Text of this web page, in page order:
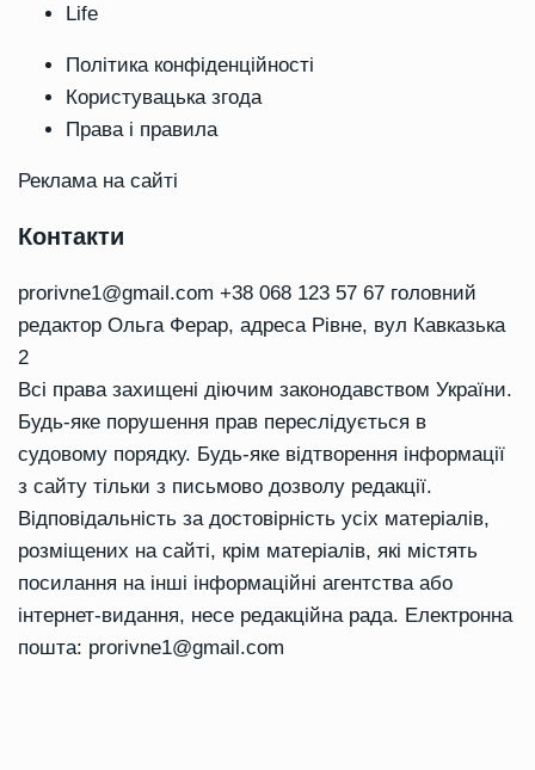
Life
Політика конфіденційності
Користувацька згода
Права і правила
Реклама на сайті
Контакти
prorivne1@gmail.com +38 068 123 57 67 головний
редактор Ольга Ферар, адреса Рівне, вул Кавказька
2
Всі права захищені діючим законодавством України.
Будь-яке порушення прав переслідується в
судовому порядку. Будь-яке відтворення інформації
з сайту тільки з письмово дозволу редакції.
Відповідальність за достовірність усіх матеріалів,
розміщених на сайті, крім матеріалів, які містять
посилання на інші інформаційні агентства або
інтернет-видання, несе редакційна рада. Електронна
пошта: prorivne1@gmail.com